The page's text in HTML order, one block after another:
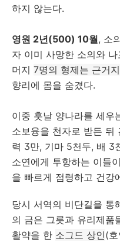
하지 않는다.
영원 2년(500) 10월, 소
자 이미 사망한 소의와
머지 7명의 형제는 근거
향리에 몸을 숨겼다.
이중 훗날 양나라를 세우
소보융을 천자로 받든 뒤
력 3만, 기마 5천두, 배 3
소연에게 투항하는 이들
을 빠르게 점령하고 건강
당시 서역의 비단길을 통
의 금은 그릇과 유리제품
활약을 한 소그드 상인(